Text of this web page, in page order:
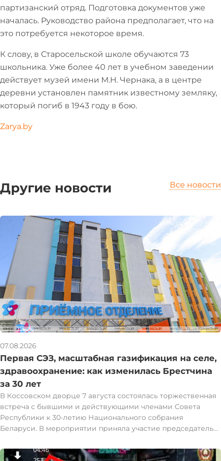
партизанский отряд. Подготовка документов уже
началась. Руководство района предполагает, что на
это потребуется некоторое время.
К слову, в Старосельской школе обучаются 73
школьника. Уже более 40 лет в учебном заведении
действует музей имени М.Н. Чернака, а в центре
деревни установлен памятник известному земляку,
который погиб в 1943 году в бою.
Zarya.by
Другие новости Все новости
07.08.2026
Первая СЭЗ, масштабная газификация на селе,
здравоохранение: как изменилась Брестчина
за 30 лет
В Коссовском дворце 7 августа состоялась торжественная
встреча с бывшими и действующими членами Совета
Республики к 30-летию Национального собрания
Беларуси. В мероприятии приняла участие председатель
встретилась с представителями Брестской области,